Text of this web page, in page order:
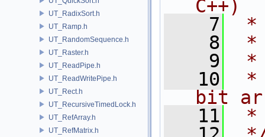
UT_RadixSort.h
UT_Ramp.h
UT_RandomSequence.h
UT_Raster.h
UT_ReadPipe.h
UT_ReadWritePipe.h
UT_Rect.h
UT_RecursiveTimedLock.h
UT_RefArray.h
UT_RefMatrix.h
C++)
    7
*
    8
*
    9
*
   10
*
bit
   11
*